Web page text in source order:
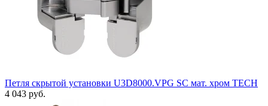
Петля скрытой установки U3D8000.VPG SC мат. хром TECH
4 043 руб.